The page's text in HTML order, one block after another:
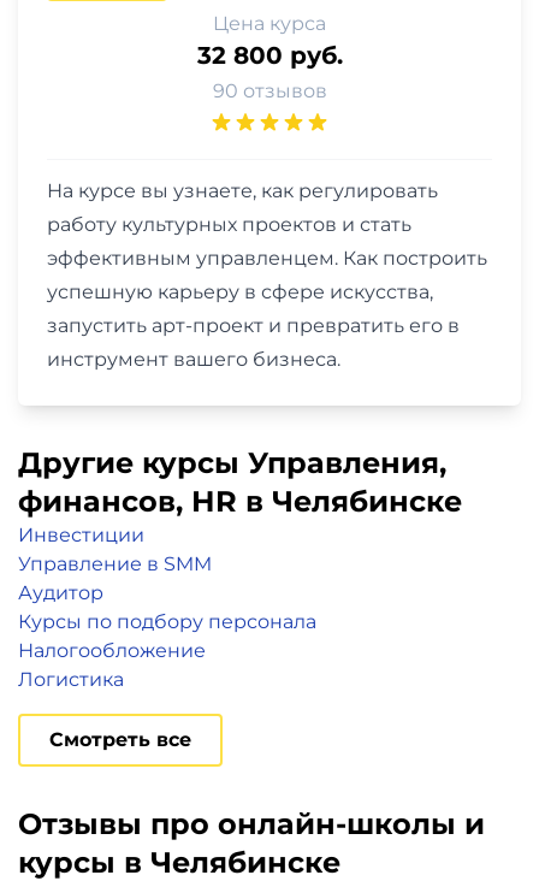
Цена курса
32 800 руб.
90 отзывов
На курсе вы узнаете, как регулировать
работу культурных проектов и стать
эффективным управленцем. Как построить
успешную карьеру в сфере искусства,
запустить арт-проект и превратить его в
инструмент вашего бизнеса.
Другие курсы Управления,
финансов, НR в Челябинске
Инвестиции
Управление в SMM
Аудитор
Курсы по подбору персонала
Налогообложение
Логистика
Смотреть все
Отзывы про онлайн-школы и
курсы в Челябинске